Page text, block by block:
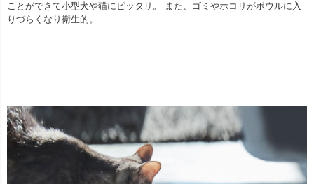
ことができて小型犬や猫にピッタリ。 また、ゴミやホコリがボウルに入
りづらくなり衛生的。